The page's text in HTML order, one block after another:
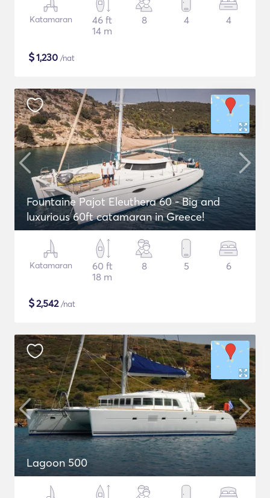
Katamaran
46 ft
14 m
8 4 4
$1,230 /nat
Fountaine Pajot Eleuthera 60 - Big and
luxurious 60ft catamaran in Greece!
Katamaran
60 ft
18 m
8 5 6
$2,542/nat
Lagoon 500